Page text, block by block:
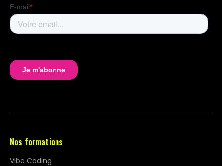
Paris, entre Opéra et Bourse, au 75 rue de
Richelieu, 75002 PARIS. Il s’agit d’un lieu
chaleureux et inspirant qui pousse à la remise
format 100% en ligne, avec la même qualité de
programme que sur le format présentiel.
Nos formations
Vibe Coding